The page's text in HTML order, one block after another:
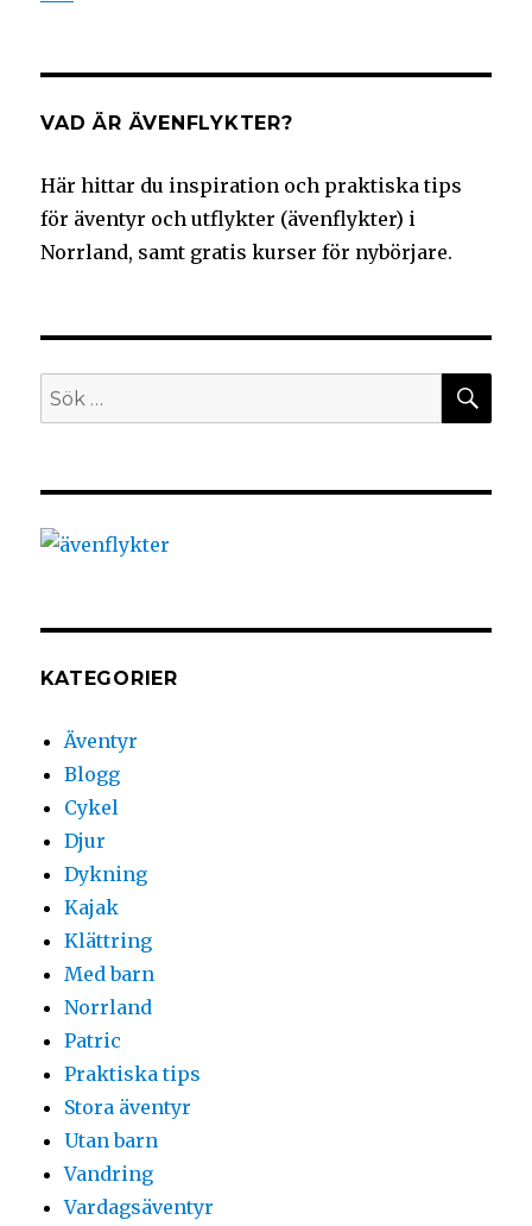
VAD ÄR ÄVENFLYKTER?
Här hittar du inspiration och praktiska tips
för äventyr och utflykter (ävenflykter) i
Norrland, samt gratis kurser för nybörjare.
KATEGORIER
Äventyr
Blogg
Cykel
Djur
Dykning
Kajak
Klättring
Med barn
Norrland
Patric
Praktiska tips
Stora äventyr
Utan barn
Vandring
Vardagsäventyr